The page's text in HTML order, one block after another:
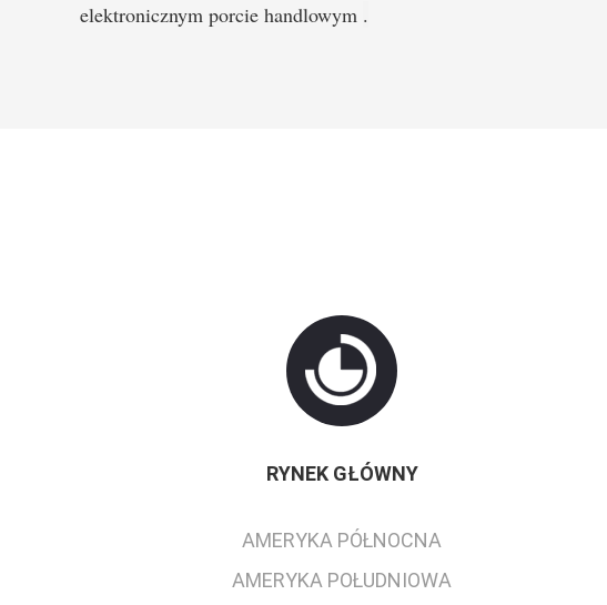
elektronicznym porcie handlowym .
RYNEK GŁÓWNY
AMERYKA PÓŁNOCNA
AMERYKA POŁUDNIOWA